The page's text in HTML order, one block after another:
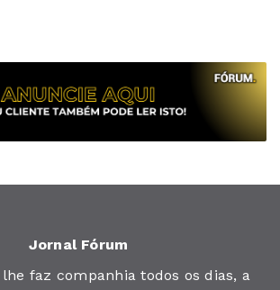
Jornal Fórum
faz companhia todos os dias, a